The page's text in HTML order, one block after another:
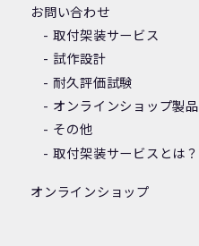
お問い合わせ
取付架装サービス
試作設計
耐久評価試験
オンラインショップ製品
その他
取付架装サービスとは？
オンラインショップ